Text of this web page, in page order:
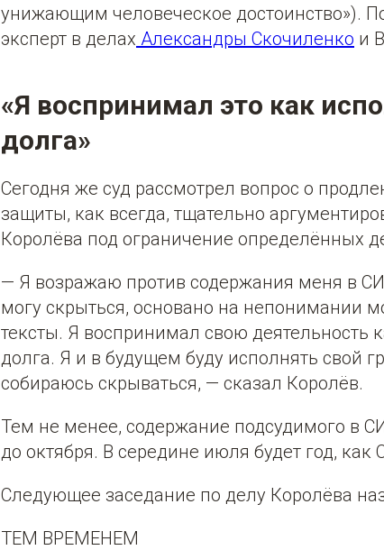
унижающим человеческое достоинство»).
эксперт в делах Александры Скочиленко и
«Я воспринимал это как
долга»
Сегодня же суд рассмотрел вопрос о
защиты, как всегда, тщательно
Королёва под ограничение определённых
— Я возражаю против содержания меня в
могу скрыться, основано на непонимании
тексты. Я воспринимал свою деятельность
долга. Я и в будущем буду исполнять свой
собираюсь скрываться, — сказал Королёв.
Тем не менее, содержание подсудимого в
до октября. В середине июля будет год, как
Следующее заседание по делу Королёва
ТЕМ ВРЕМЕНЕМ